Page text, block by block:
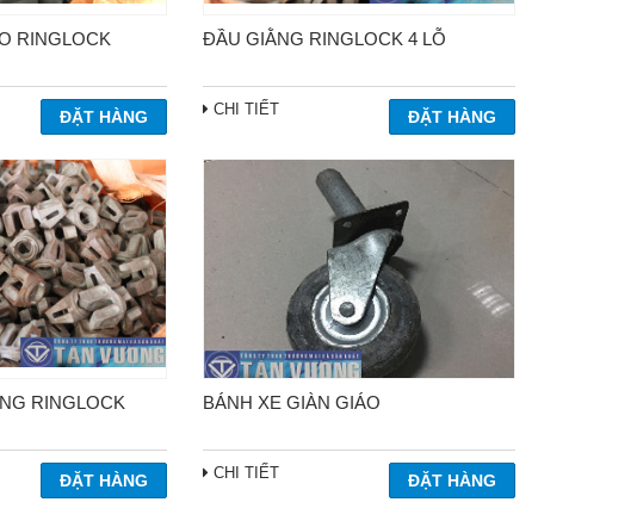
RINGLOCK ĐẦU GIẰNG RINGLOCK 4 LỖ
CHI TIẾT
RINGLOCK BÁNH XE GIÀN GIÁO
CHI TIẾT